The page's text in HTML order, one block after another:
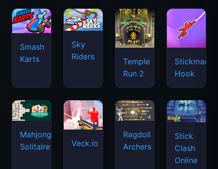
Smash
Karts
Sky
Riders
Temple
Run 2
Stickman
Hook
Mahjongg
Solitaire
Veck.io
Ragdoll
Archers
Stick
Clash
Online